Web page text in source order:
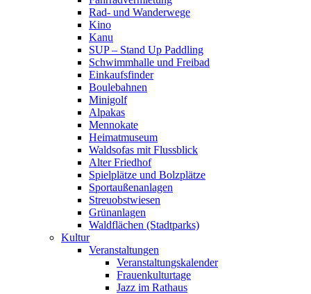
Rad- und Wanderwege
Kino
Kanu
SUP – Stand Up Paddling
Schwimmhalle und Freibad
Einkaufsfinder
Boulebahnen
Minigolf
Alpakas
Mennokate
Heimatmuseum
Waldsofas mit Flussblick
Alter Friedhof
Spielplätze und Bolzplätze
Sportaußenanlagen
Streuobstwiesen
Grünanlagen
Waldflächen (Stadtparks)
Kultur
Veranstaltungen
Veranstaltungs­kalender
Frauenkulturtage
Jazz im Rathaus